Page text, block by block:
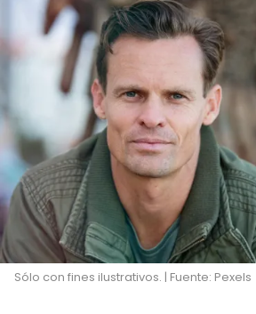
Sólo con fines ilustrativos. | Fuente: Pexels